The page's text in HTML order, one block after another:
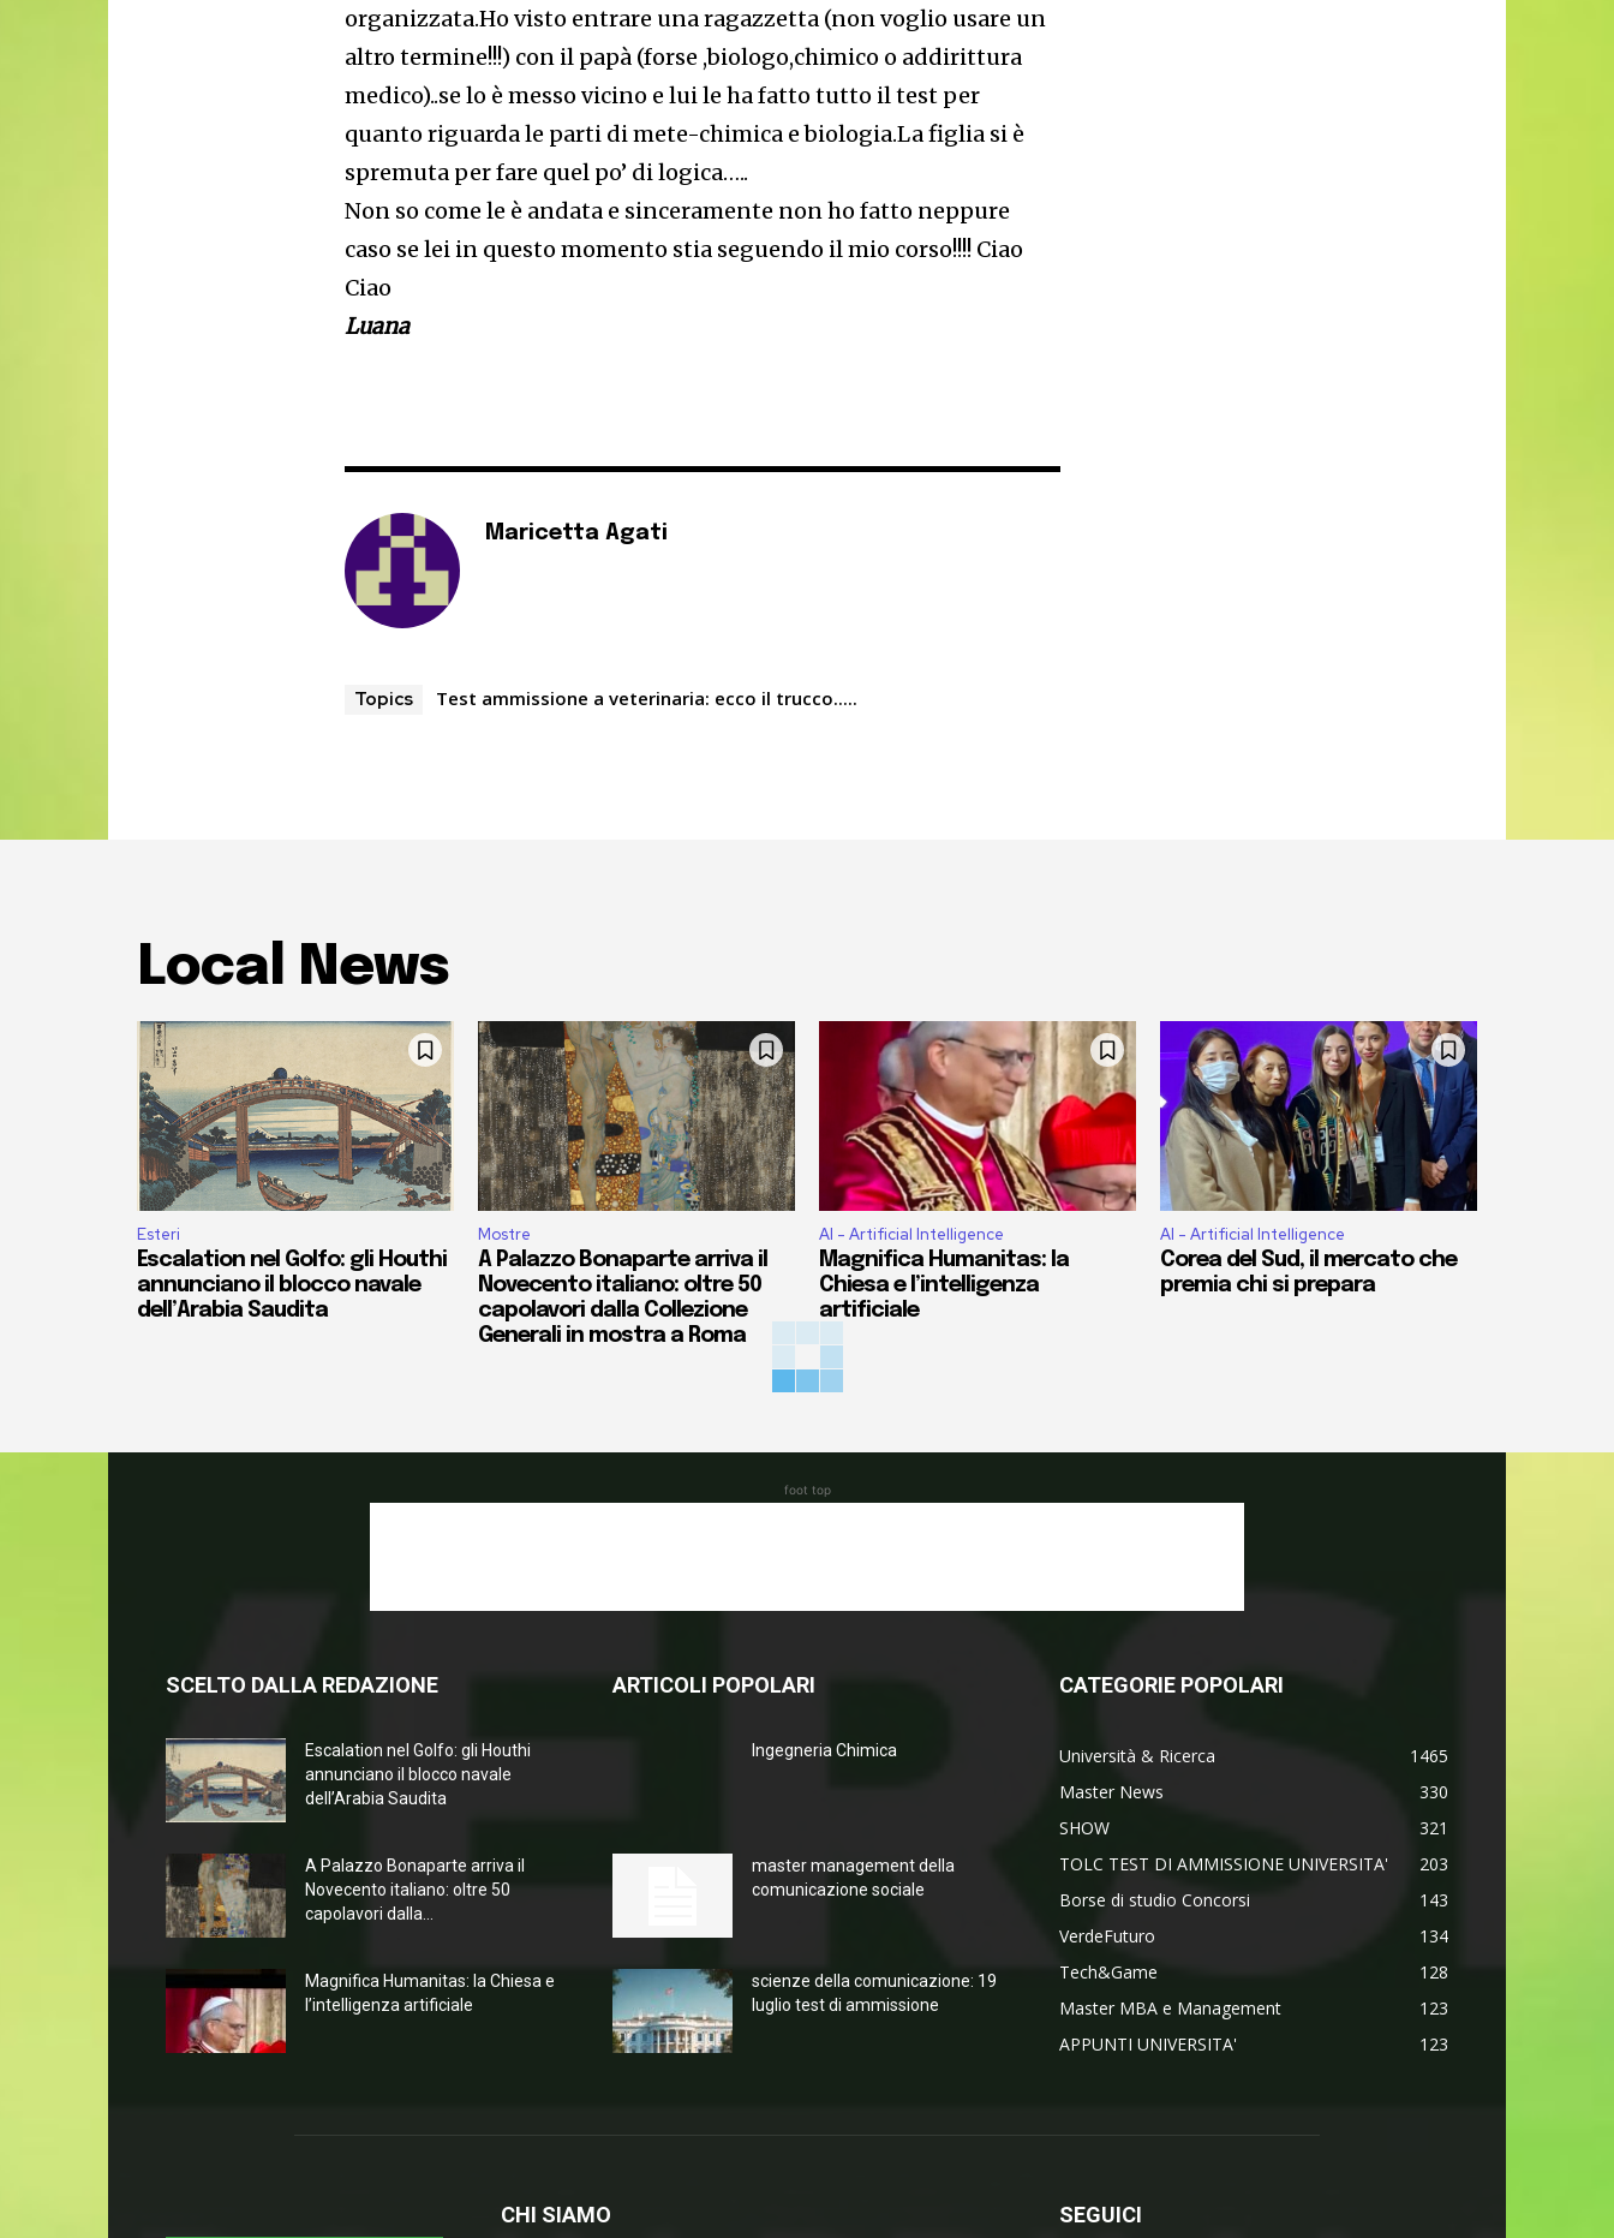
organizzata.Ho visto entrare una ragazzetta (non voglio usare un
altro termine!!!) con il papà (forse ,biologo,chimico o addirittura
medico)..se lo è messo vicino e lui le ha fatto tutto il test per
quanto riguarda le parti di mete-chimica e biologia.La figlia si è
spremuta per fare quel po’ di logica…..
Non so come le è andata e sinceramente non ho fatto neppure
caso se lei in questo momento stia seguendo il mio corso!!!! Ciao
Ciao
Luana
Maricetta Agati
Topics Test ammissione a veterinaria: ecco il trucco.....
Local News
Esteri
Escalation nel Golfo: gli Houthi
annunciano il blocco navale
dell’Arabia Saudita
Mostre
A Palazzo Bonaparte arriva il
Novecento italiano: oltre 50
capolavori dalla Collezione
Generali in mostra a Roma
AI - Artificial Intelligence
Magnifica Humanitas: la
Chiesa e l’intelligenza
artificiale
AI - Artificial Intelligence
Corea del Sud, il mercato che
premia chi si prepara
foot top
SCELTO DALLA REDAZIONE
Escalation nel Golfo: gli Houthi
annunciano il blocco navale
dell’Arabia Saudita
A Palazzo Bonaparte arriva il
Novecento italiano: oltre 50
capolavori dalla...
Magnifica Humanitas: la Chiesa e
l’intelligenza artificiale
ARTICOLI POPOLARI
Ingegneria Chimica
master management della
comunicazione sociale
scienze della comunicazione: 19
luglio test di ammissione
CATEGORIE POPOLARI
Università & Ricerca
1465
Master News
330
SHOW
321
TOLC TEST DI AMMISSIONE UNIVERSITA'
203
Borse di studio Concorsi
143
VerdeFuturo
134
Tech&Game
128
Master MBA e Management
123
APPUNTI UNIVERSITA'
123
CHI SIAMO SEGUICI